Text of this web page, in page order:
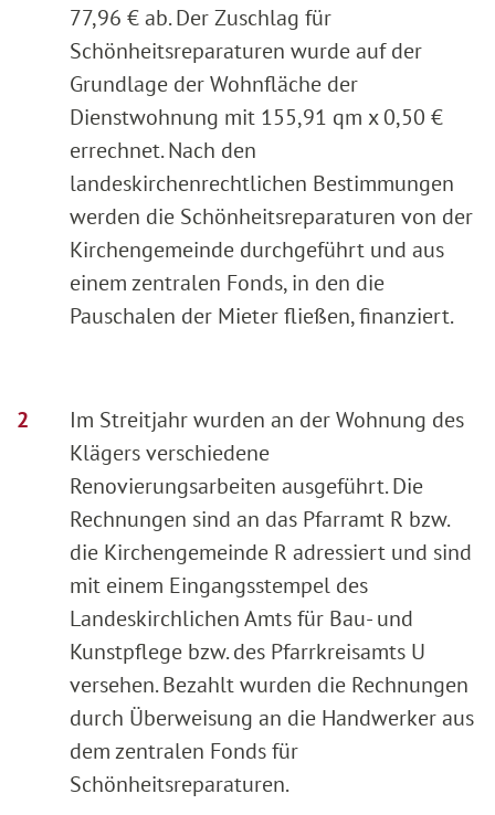
77,96 € ab. Der Zuschlag für
Schönheitsreparaturen wurde auf der
Grundlage der Wohnfläche der
Dienstwohnung mit 155,91 qm x 0,50 €
errechnet. Nach den
landeskirchenrechtlichen Bestimmungen
werden die Schönheitsreparaturen von der
Kirchengemeinde durchgeführt und aus
einem zentralen Fonds, in den die
Pauschalen der Mieter fließen, finanziert.
Im Streitjahr wurden an der Wohnung des
Klägers verschiedene
Renovierungsarbeiten ausgeführt. Die
Rechnungen sind an das Pfarramt R bzw.
die Kirchengemeinde R adressiert und sind
mit einem Eingangsstempel des
Landeskirchlichen Amts für Bau- und
Kunstpflege bzw. des Pfarrkreisamts U
versehen. Bezahlt wurden die Rechnungen
durch Überweisung an die Handwerker aus
dem zentralen Fonds für
Schönheitsreparaturen.